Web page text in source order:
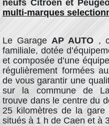
neufs Citroën et
multi-marques
Le Garage AP AUTO ,
familiale, dotée
et composée d’une
régulièrement formées
de vous garantir une
sur la commune de
trouve dans le centre du
25 kilomètres de la gare
situés à 1 h de Caen et à